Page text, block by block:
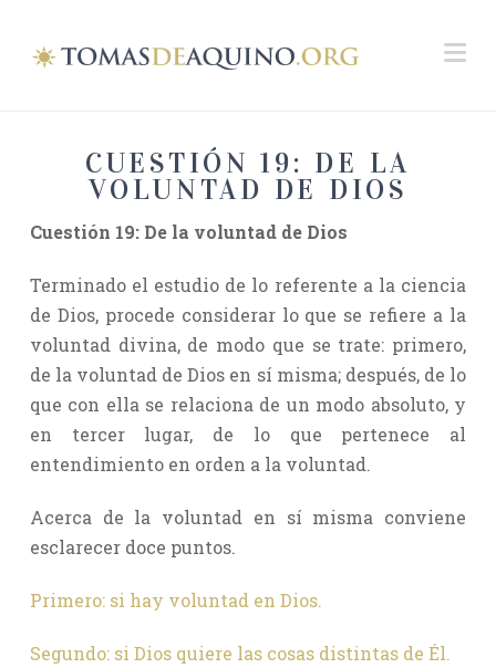
CUESTIÓN 19: DE LA
VOLUNTAD DE DIOS
Cuestión 19: De la voluntad de Dios
Terminado el estudio de lo referente a la ciencia
de Dios, procede considerar lo que se refiere a la
voluntad divina, de modo que se trate: primero,
de la voluntad de Dios en sí misma; después, de lo
que con ella se relaciona de un modo absoluto, y
en tercer lugar, de lo que pertenece al
entendimiento en orden a la voluntad.
Acerca de la voluntad en sí misma conviene
esclarecer doce puntos.
Primero: si hay voluntad en Dios.
Segundo: si Dios quiere las cosas distintas de Él.